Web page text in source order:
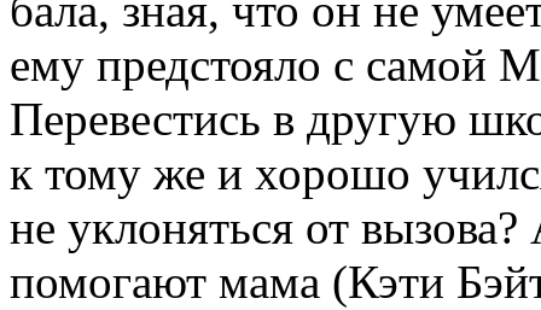
бала, зная, что он не
ему предстояло с самой
Перевестись в другую
к тому же и хорошо
не уклоняться от
помогают мама (Кэти